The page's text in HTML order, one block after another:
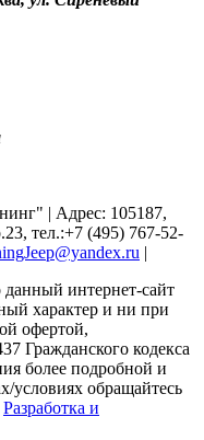
| Адрес: 105187,
тел.:+7 (495) 767-52-
|
интернет-сайт
характер и ни при
офертой,
Гражданского кодекса
более подробной и
условиях обращайтесь
Разработка и